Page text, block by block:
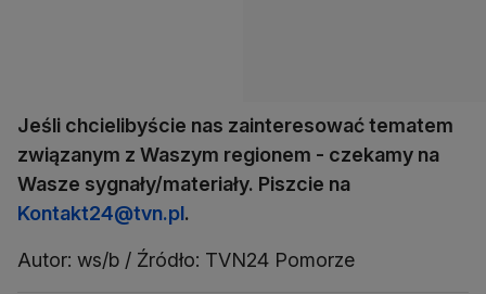
Jeśli chcielibyście nas zainteresować tematem
związanym z Waszym regionem - czekamy na
Wasze sygnały/materiały. Piszcie na
Kontakt24@tvn.pl.
Autor: ws/b / Źródło: TVN24 Pomorze